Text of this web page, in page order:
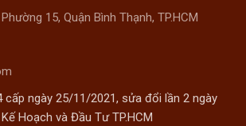
15, Quận Bình Thạnh, TP.HCM
cấp ngày 25/11/2021, sửa đổi lần 2 ngày
Hoạch và Đầu Tư TP.HCM